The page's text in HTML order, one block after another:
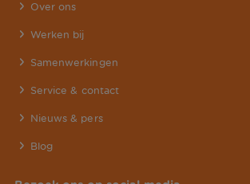
Over ons
Werken bij
Samenwerkingen
Service & contact
Nieuws & pers
Blog